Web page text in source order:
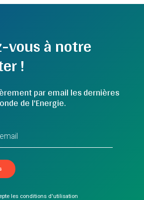
vous à notre
!
par email les dernières
de l'Energie.
les conditions d'utilisation